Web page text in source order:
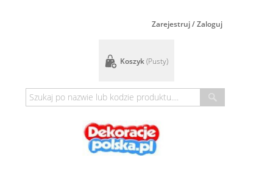
Zarejestruj / Zaloguj
Koszyk(pusty)